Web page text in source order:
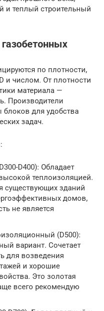
и теплый строительный
по плотности,
и числом. От плотности
материала —
Производители
для удобства
задач.
D400): Обладает
теплоизоляцией.
существующих зданий
домов,
не является
(D500):
вариант. Сочетает
для возведения
и хорошие
Это золотая
всего рекомендую